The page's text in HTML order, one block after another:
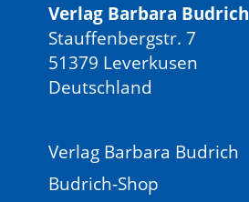
Verlag Barbara Budrich
Stauffenbergstr. 7
51379 Leverkusen
Deutschland
Verlag Barbara Budrich
Budrich-Shop